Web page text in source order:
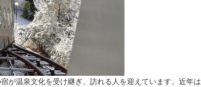
が温泉文化を受け継ぎ、訪れる人を迎えています。近年は